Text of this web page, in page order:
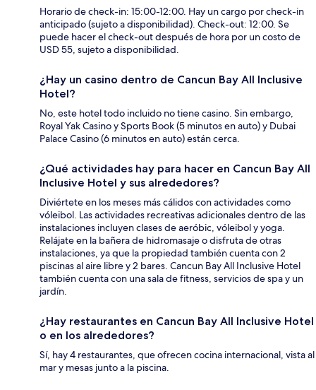
Horario de check-in: 15:00-12:00. Hay un cargo por check-in
anticipado (sujeto a disponibilidad). Check-out: 12:00. Se
puede hacer el check-out después de hora por un costo de
USD 55, sujeto a disponibilidad.
¿Hay un casino dentro de Cancun Bay All Inclusive
Hotel?
No, este hotel todo incluido no tiene casino. Sin embargo,
Royal Yak Casino y Sports Book (5 minutos en auto) y Dubai
Palace Casino (6 minutos en auto) están cerca.
¿Qué actividades hay para hacer en Cancun Bay All
Inclusive Hotel y sus alrededores?
Diviértete en los meses más cálidos con actividades como
vóleibol. Las actividades recreativas adicionales dentro de las
instalaciones incluyen clases de aeróbic, vóleibol y yoga.
Relájate en la bañera de hidromasaje o disfruta de otras
instalaciones, ya que la propiedad también cuenta con 2
piscinas al aire libre y 2 bares. Cancun Bay All Inclusive Hotel
también cuenta con una sala de fitness, servicios de spa y un
jardín.
¿Hay restaurantes en Cancun Bay All Inclusive Hotel
o en los alrededores?
Sí, hay 4 restaurantes, que ofrecen cocina internacional, vista al
mar y mesas junto a la piscina.